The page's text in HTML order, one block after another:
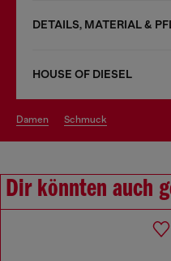
DETAILS, MATERIAL &
HOUSE OF DIESEL
damen schmuck
Dir könnten auch